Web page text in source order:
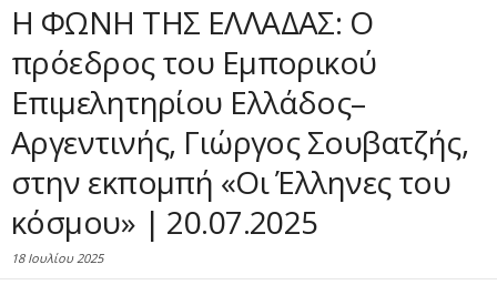
Η ΦΩΝΗ ΤΗΣ ΕΛΛΑΔΑΣ: Ο
πρόεδρος του Εμπορικού
Επιμελητηρίου Ελλάδος–
Αργεντινής, Γιώργος Σουβατζής,
στην εκπομπή «Οι Έλληνες του
κόσμου» | 20.07.2025
18 Ιουλίου 2025